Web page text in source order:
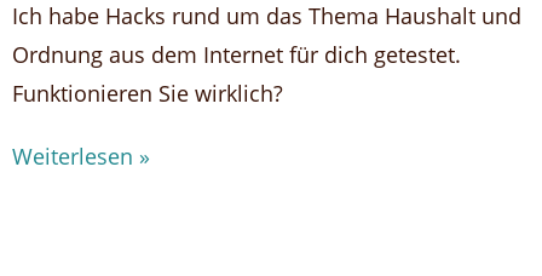
Ich habe Hacks rund um das Thema Haushalt und
Ordnung aus dem Internet für dich getestet.
Funktionieren Sie wirklich?
Weiterlesen »